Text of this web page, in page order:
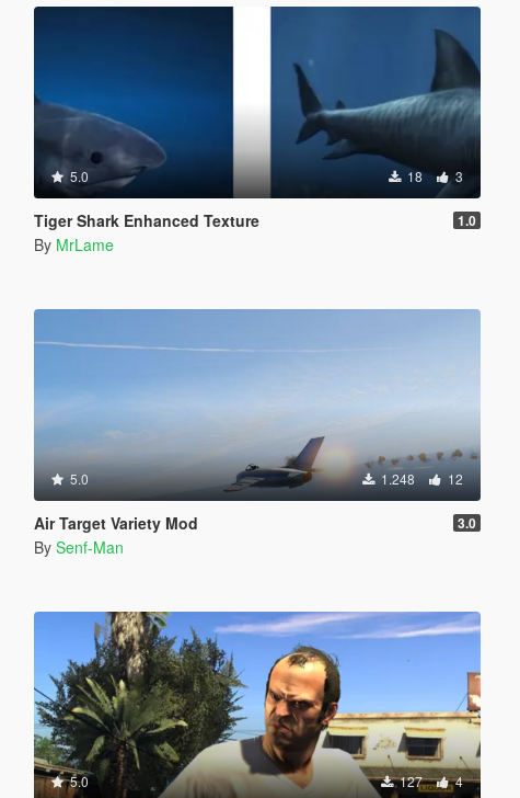
5.0 18 3
Tiger Shark Enhanced Texture 1.0
By MrLame
5.0 1.248 12
Air Target Variety Mod 3.0
By Senf-Man
5.0 127 4